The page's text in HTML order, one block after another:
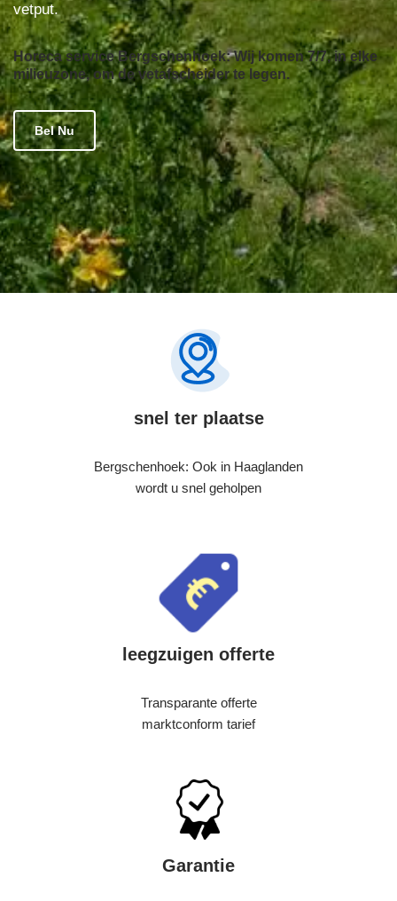
vetput.
Horeca service Bergschenhoek: Wij komen 7/7, in elke
milieuzone, om de vetafscheider te legen.
Bel Nu
snel ter plaatse
Bergschenhoek: Ook in Haaglanden
wordt u snel geholpen
leegzuigen offerte
Transparante offerte
marktconform tarief
Garantie